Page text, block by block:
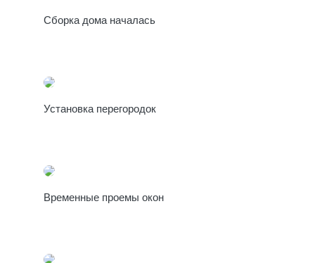
Сборка дома началась
Установка перегородок
Временные проемы окон